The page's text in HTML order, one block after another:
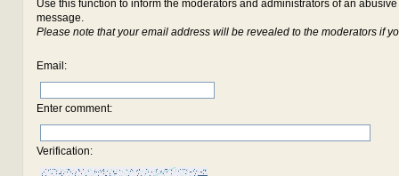
Use this function to inform the moderators and administrators of an
message.
Please note that your email address will be revealed to the moderators if
Email :
Enter comment:
Verification: